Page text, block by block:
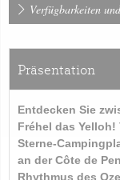
Verfügbarkeiten
Präsentation
Entdecken Sie
Fréhel das Yelloh!
Sterne-
an der Côte de
Rhythmus des